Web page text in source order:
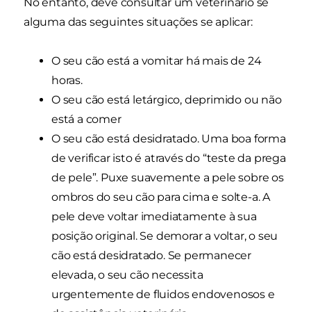
alguma das seguintes situações se aplicar:
O seu cão está a vomitar há mais de 24
horas.
O seu cão está letárgico, deprimido ou não
está a comer
O seu cão está desidratado. Uma boa forma
de verificar isto é através do “teste da prega
de pele”. Puxe suavemente a pele sobre os
ombros do seu cão para cima e solte-a. A
pele deve voltar imediatamente à sua
posição original. Se demorar a voltar, o seu
cão está desidratado. Se permanecer
elevada, o seu cão necessita
urgentemente de fluidos endovenosos e